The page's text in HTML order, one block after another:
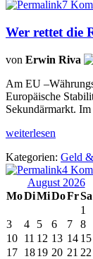
7
Wer rettet die
von Erwin Riva
Am EU
Europäische
Sekundärmarkt.
weiterlesen
Kategorien: Geld
4
August 2026
MoDiMiDoFrSa
1
3
4 5 6 7 8
10 11 12 13 14 15
17 1819 20 21 22